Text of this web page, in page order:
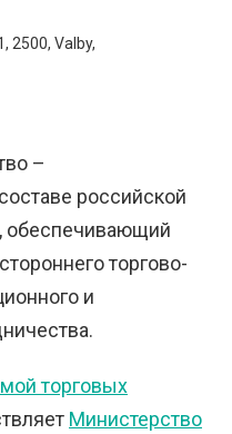
2500, Valby,
–
российской
обеспечивающий
торгово-
и
торговых
Министерство